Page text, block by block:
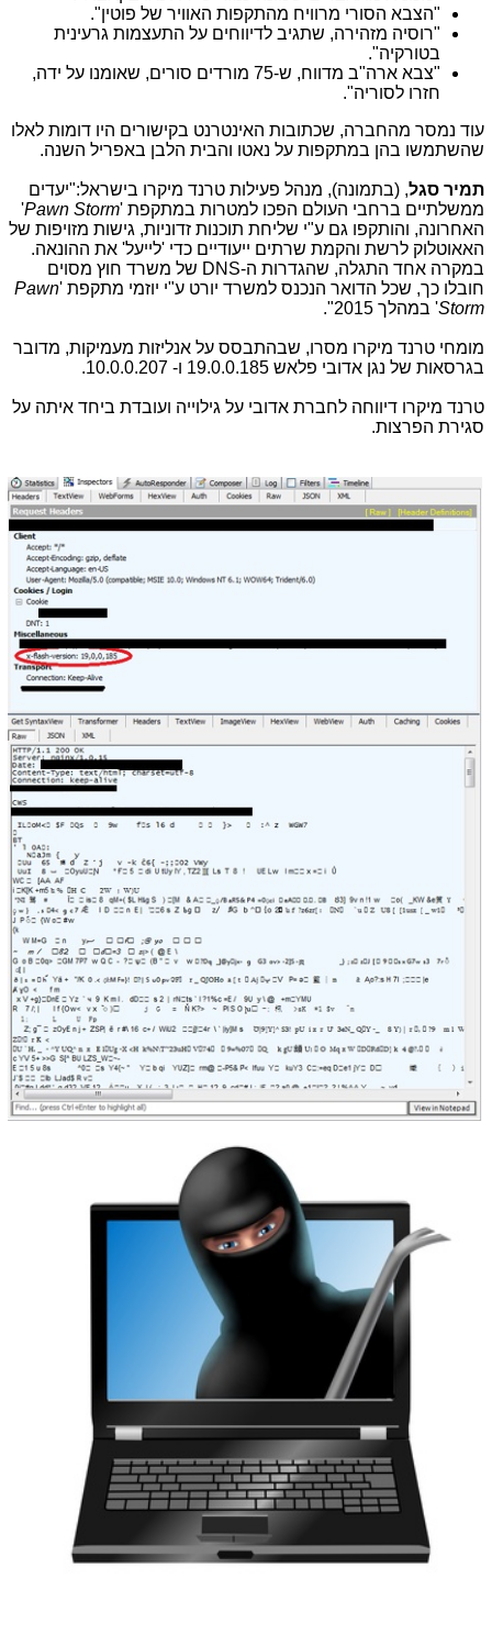
"הצבא הסורי מרוויח מהתקפות האוויר של פוטין".
"רוסיה מזהירה, שתגיב לדיווחים על התעצמות גרעינית
בטורקיה".
"צבא ארה"ב מדווח, ש-75 מורדים סורים, שאומנו על ידה,
חזרו לסוריה".
עוד נמסר מהחברה, שכתובות האינטרנט בקישורים היו דומות לאלו
שהשתמשו בהן במתקפות על נאטו והבית הלבן באפריל השנה.
תמיר סגל, (בתמונה), מנהל פעילות טרנד מיקרו בישראל:"יעדים
ממשלתיים ברחבי העולם הפכו למטרות במתקפת 'Pawn Storm
'
האחרונה, והותקפו גם ע"י שליחת תוכנות זדוניות, גישות מזויפות של
האאוטלוק לרשת והקמת שרתים ייעודיים כדי 'לייעל' את ההונאה.
במקרה אחד התגלה, שהגדרות ה-DNS של משרד חוץ מסוים
חובלו כך, שכל הדואר הנכנס למשרד יורט ע"י יוזמי מתקפת 'Pawn
Storm' במהלך 2015".
מומחי טרנד מיקרו מסרו, שבהתבסס על אנליזות מעמיקות, מדובר
בגרסאות של נגן אדובי פלאש 19.0.0.185 ו- 10.0.0.207.
טרנד מיקרו דיווחה לחברת אדובי על גילוייה ועובדת ביחד איתה על
סגירת הפרצות.